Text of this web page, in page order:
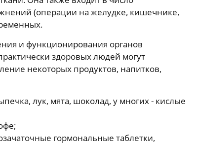
(операции на желудке, кишечнике,
и функционирования органов
здоровых людей могут
некоторых продуктов, напитков,
лук, мята, шоколад, у многих - кислые
гормональные таблетки,